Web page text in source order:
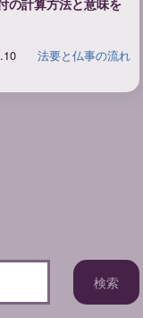
法要と仏事の流れ